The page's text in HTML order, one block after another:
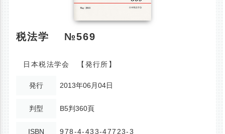
税法学 №569
日本税法学会 【発行所】
発行 2013年06月04日
判型 B5判360頁
ISBN 978-4-433-47723-3